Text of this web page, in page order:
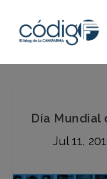
Día Mundial
Jul 11,